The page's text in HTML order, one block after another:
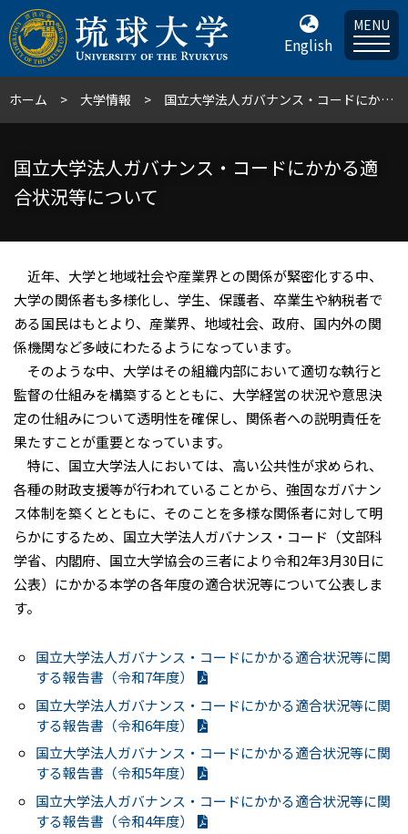
English
MENU
ホーム 大学情報 国立大学法人ガバナンス・コードにかかる適合状況等について
国立大学法人ガバナンス・コードにかかる適
合状況等について
近年、大学と地域社会や産業界との関係が緊密化する中、
大学の関係者も多様化し、学生、保護者、卒業生や納税者で
ある国民はもとより、産業界、地域社会、政府、国内外の関
係機関など多岐にわたるようになっています。
そのような中、大学はその組織内部において適切な執行と
監督の仕組みを構築するとともに、大学経営の状況や意思決
定の仕組みについて透明性を確保し、関係者への説明責任を
果たすことが重要となっています。
特に、国立大学法人においては、高い公共性が求められ、
各種の財政支援等が行われていることから、強固なガバナン
ス体制を築くとともに、そのことを多様な関係者に対して明
らかにするため、国立大学法人ガバナンス・コード（文部科
学省、内閣府、国立大学協会の三者により令和2年3月30日に
公表）にかかる本学の各年度の適合状況等について公表しま
す。
国立大学法人ガバナンス・コードにかかる適合状況等に関
する報告書（令和7年度）
国立大学法人ガバナンス・コードにかかる適合状況等に関
する報告書（令和6年度）
国立大学法人ガバナンス・コードにかかる適合状況等に関
する報告書（令和5年度）
国立大学法人ガバナンス・コードにかかる適合状況等に関
する報告書（令和4年度）